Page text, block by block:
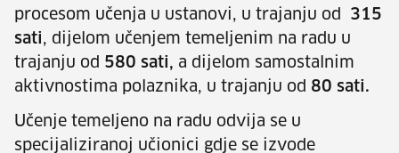
procesom učenja u ustanovi, u trajanju od 315
sati, dijelom učenjem temeljenim na radu u
trajanju od 580 sati, a dijelom samostalnim
aktivnostima polaznika, u trajanju od 80 sati.
Učenje temeljeno na radu odvija se u
specijaliziranoj učionici gdje se izvode